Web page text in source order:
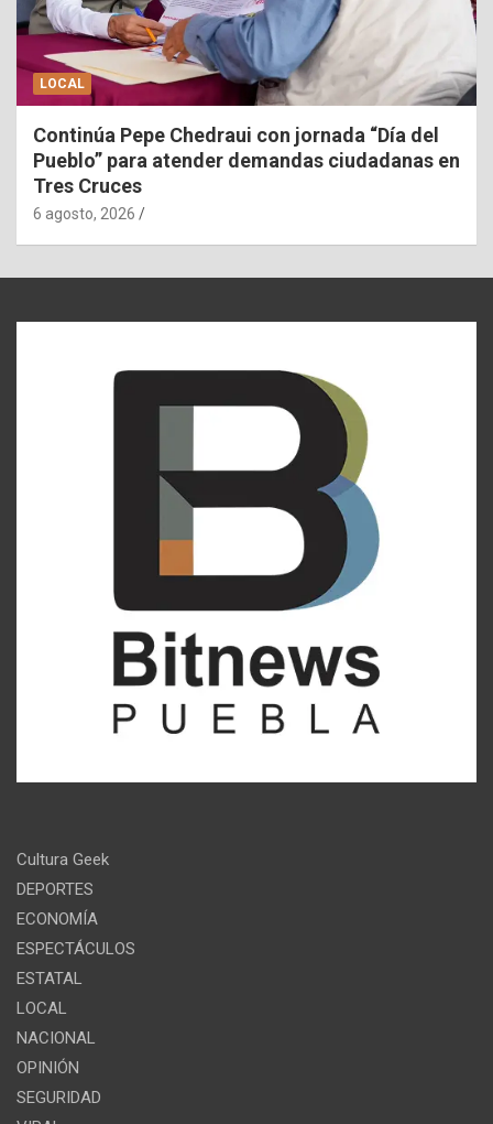
LOCAL
Continúa Pepe Chedraui con jornada “Día del
Pueblo” para atender demandas ciudadanas en
Tres Cruces
6 agosto, 2026
Cultura Geek
DEPORTES
ECONOMÍA
ESPECTÁCULOS
ESTATAL
LOCAL
NACIONAL
OPINIÓN
SEGURIDAD